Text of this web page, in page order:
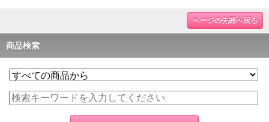
ページの先頭へ戻る
商品検索